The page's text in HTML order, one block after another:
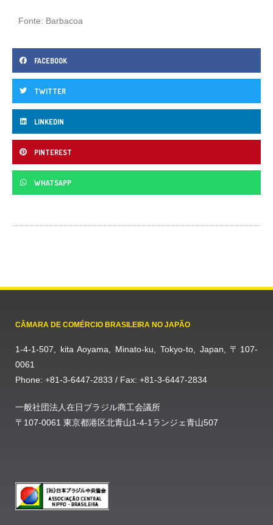
Fonte: Barbacoa
FACEBOOK
TWITTER
LINKEDIN
PINTEREST
WHATSAPP
CÂMARA DE COMÉRCIO BRASILEIRA NO JAPÃO
1-4-1-507, kita Aoyama, Minato-ku, Tokyo-to, Japan, 〒107-
0061
Phone: +81-3-6447-2833 / Fax: +81-3-6447-2834
一般社団法人在日ブラジル商工会議所
〒107-0061 東京都港区北青山1-4-1ランジェ青山507